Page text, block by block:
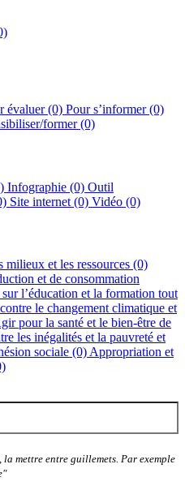
évaluer (0) Pour s’informer (0)
former (0)
Infographie (0) Outil
Site internet (0) Vidéo (0)
milieux et les ressources (0)
et de consommation
sur l’éducation et la formation tout
le changement climatique et
pour la santé et le bien-être de
les inégalités et la pauvreté et
sociale (0) Appropriation et
mettre entre guillemets. Par exemple